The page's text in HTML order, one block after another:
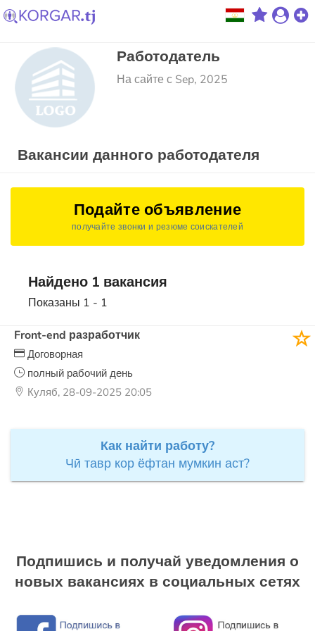
Работодатель
На сайте с Sep, 2025
Вакансии данного работодателя
Подайте объявление
получайте звонки и резюме соискателей
Найдено 1 вакансия
Показаны 1 - 1
Front-end разработчик
Договорная
полный рабочий день
Куляб, 28-09-2025 20:05
Как найти работу?
Чӣ тавр кор ёфтан мумкин аст?
Подпишись и получай уведомления о
новых вакансиях в социальных сетях